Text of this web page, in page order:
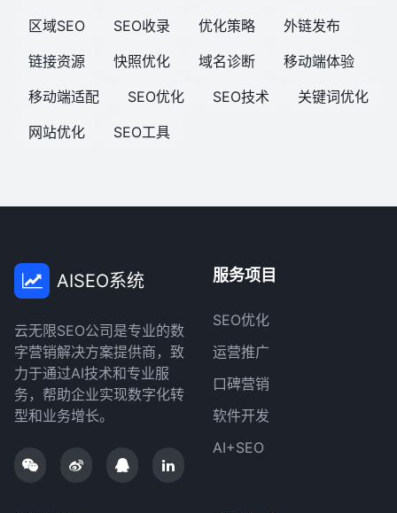
区域SEO
SEO收录 优化策略
外链发布
链接资源
快照优化 域名诊断
移动端体验
移动端适配
SEO优化 SEO技术
关键词优化
网站优化
SEO工具
AISEO系统
云无限SEO公司是专业的数
字营销解决方案提供商，致
力于通过AI技术和专业服
务，帮助企业实现数字化转
型和业务增长。
服务项目
SEO优化
运营推广
口碑营销
软件开发
AI+SEO